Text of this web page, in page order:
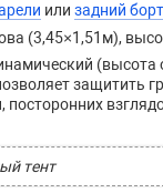
или задний
(3,45×1,51м),
(высота
защитить
посторонних
тент